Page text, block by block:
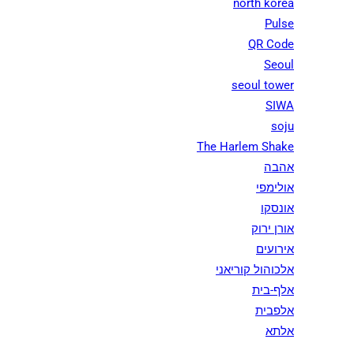
north korea
Pulse
QR Code
Seoul
seoul tower
SIWA
soju
The Harlem Shake
אהבה
אולימפי
אונסקו
אורן ירוק
אירועים
אלכוהול קוריאני
אלף-בית
אלפבית
אלתא